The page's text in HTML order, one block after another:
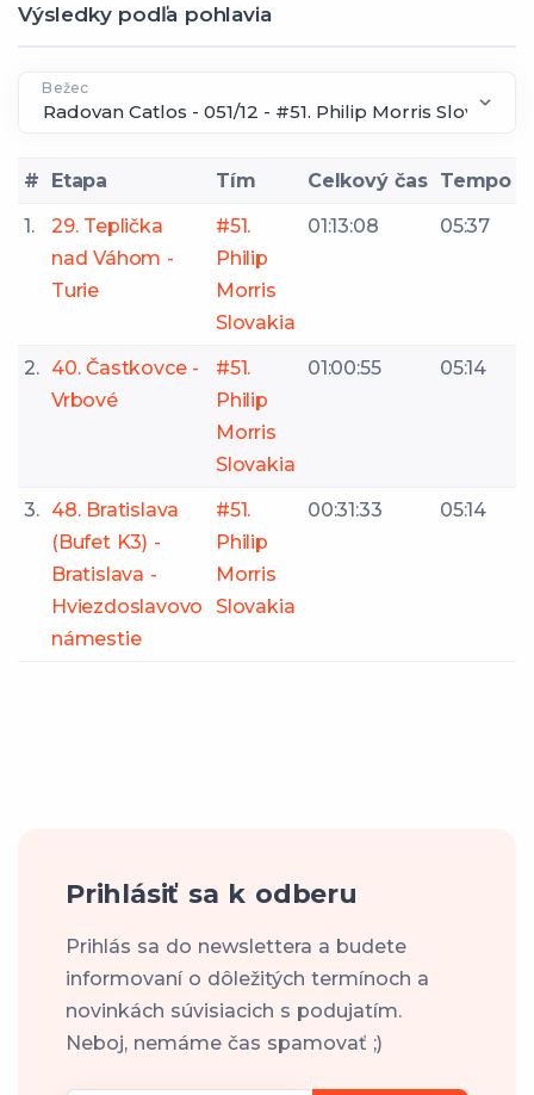
Výsledky podľa pohlavia
Bežec
# Etapa Tím Celkový čas Tempo
1.
29. Teplička
nad Váhom -
Turie
#51.
Philip
Morris
Slovakia
01:13:08 05:37
2. 40. Častkovce -
Vrbové
#51.
Philip
Morris
Slovakia
01:00:55 05:14
3. 48. Bratislava
(Bufet K3) -
Bratislava -
Hviezdoslavovo
námestie
#51.
Philip
Morris
Slovakia
00:31:33 05:14
Prihlásiť sa k odberu
Prihlás sa do newslettera a budete
informovaní o dôležitých termínoch a
novinkách súvisiacich s podujatím.
Neboj, nemáme čas spamovať ;)